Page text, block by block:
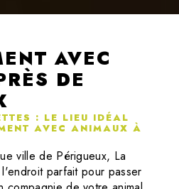
AVEC
DE
: LE LIEU IDÉAL
AVEC ANIMAUX À
ville de Périgueux, La
parfait pour passer